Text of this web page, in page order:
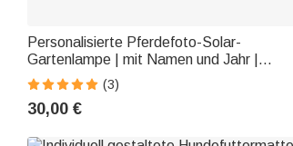
Personalisierte Pferdefoto-Solar-
Gartenlampe | mit Namen und Jahr |
Gartenlicht | Gedenklicht für den Garten |
Beileidsgeschenk für Pferdeliebhaber
(3)
30,00 €